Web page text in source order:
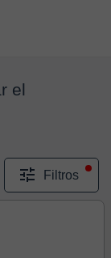
el
Filtros